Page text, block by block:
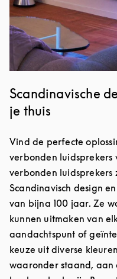
Scandinavische
je thuis
Vind de perfecte
verbonden luidsprekers
verbonden
Scandinavisch design
van bijna 100 jaar. Ze
kunnen uitmaken van
aandachtspunt of
keuze uit diverse
waaronder staand, aan